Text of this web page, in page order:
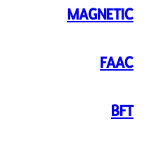
MAGNETIC
FAAC
BFT